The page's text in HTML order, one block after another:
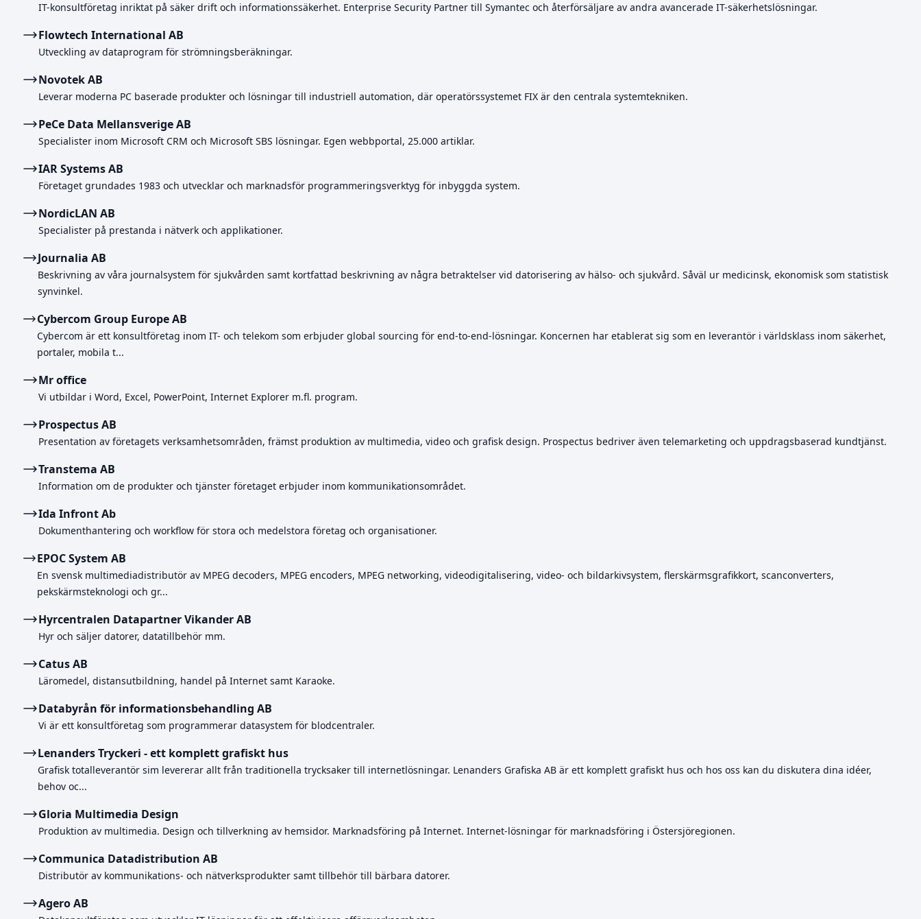
IT-konsultföretag inriktat på säker drift och informationssäkerhet. Enterprise Security Partner till Symantec och återförsäljare av andra avancerade IT-säkerhetslösningar.
Flowtech International AB
Utveckling av dataprogram för strömningsberäkningar.
Novotek AB
Leverar moderna PC baserade produkter och lösningar till industriell automation, där operatörssystemet FIX är den centrala systemtekniken.
PeCe Data Mellansverige AB
Specialister inom Microsoft CRM och Microsoft SBS lösningar. Egen webbportal, 25.000 artiklar.
IAR Systems AB
Företaget grundades 1983 och utvecklar och marknadsför programmeringsverktyg för inbyggda system.
NordicLAN AB
Specialister på prestanda i nätverk och applikationer.
Journalia AB
Beskrivning av våra journalsystem för sjukvården samt kortfattad beskrivning av några betraktelser vid datorisering av hälso- och sjukvård. Såväl ur medicinsk, ekonomisk som statistisk
synvinkel.
Cybercom Group Europe AB
Cybercom är ett konsultföretag inom IT- och telekom som erbjuder global sourcing för end-to-end-lösningar. Koncernen har etablerat sig som en leverantör i världsklass inom säkerhet,
portaler, mobila t...
Mr office
Vi utbildar i Word, Excel, PowerPoint, Internet Explorer m.fl. program.
Prospectus AB
Presentation av företagets verksamhetsområden, främst produktion av multimedia, video och grafisk design. Prospectus bedriver även telemarketing och uppdragsbaserad kundtjänst.
Transtema AB
Information om de produkter och tjänster företaget erbjuder inom kommunikationsområdet.
Ida Infront Ab
Dokumenthantering och workflow för stora och medelstora företag och organisationer.
EPOC System AB
En svensk multimediadistributör av MPEG decoders, MPEG encoders, MPEG networking, videodigitalisering, video- och bildarkivsystem, flerskärmsgrafikkort, scanconverters,
pekskärmsteknologi och gr...
Hyrcentralen Datapartner Vikander AB
Hyr och säljer datorer, datatillbehör mm.
Catus AB
Läromedel, distansutbildning, handel på Internet samt Karaoke.
Databyrån för informationsbehandling AB
Vi är ett konsultföretag som programmerar datasystem för blodcentraler.
Lenanders Tryckeri - ett komplett grafiskt hus
Grafisk totalleverantör sim levererar allt från traditionella trycksaker till internetlösningar. Lenanders Grafiska AB är ett komplett grafiskt hus och hos oss kan du diskutera dina idéer,
behov oc...
Gloria Multimedia Design
Produktion av multimedia. Design och tillverkning av hemsidor. Marknadsföring på Internet. Internet-lösningar för marknadsföring i Östersjöregionen.
Communica Datadistribution AB
Distributör av kommunikations- och nätverksprodukter samt tillbehör till bärbara datorer.
Agero AB